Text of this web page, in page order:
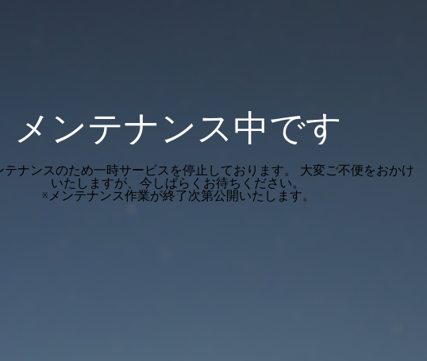
メンテナンス中です
テナンスのため一時サービスを停止しております。 大変ご不便をおかけ
いたしますが、今しばらくお待ちください。
※メンテナンス作業が終了次第公開いたします。